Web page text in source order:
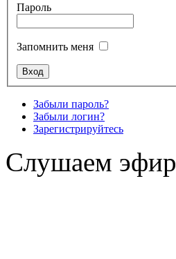
Пароль
Запомнить меня
Забыли пароль?
Забыли логин?
Зарегистрируйтесь
Слушаем эфир